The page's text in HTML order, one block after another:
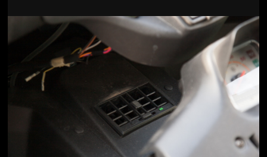
Jön még kép!